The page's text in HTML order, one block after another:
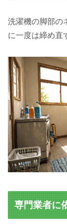
洗濯機の脚部の
に一度は締め直
専門業者に